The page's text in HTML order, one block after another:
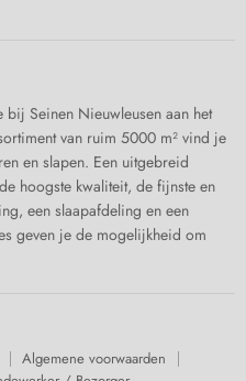
Seinen Nieuwleusen aan het
van ruim 5000 m² vind je
en slapen. Een uitgebreid
hoogste kwaliteit, de fijnste en
een slaapafdeling en een
geven je de mogelijkheid om
Algemene voorwaarden